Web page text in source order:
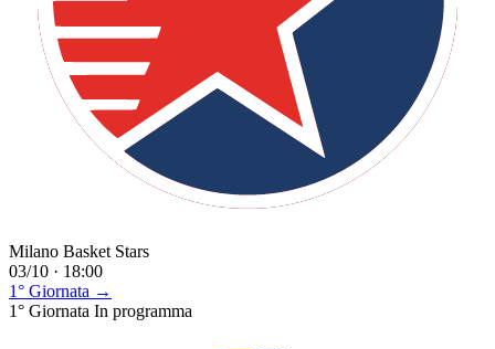
Milano Basket Stars
03/10 · 18:00
1° Giornata →
1° Giornata In programma